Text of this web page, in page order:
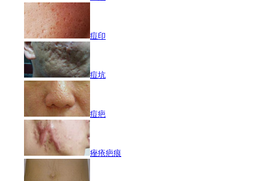
痘印
痘坑
痘疤
痤疮疤痕